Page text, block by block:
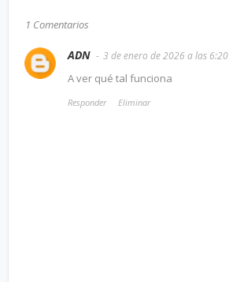
1 Comentarios
ADN 3 de enero de 2026 a las 6:20
A ver qué tal funciona
Responder Eliminar